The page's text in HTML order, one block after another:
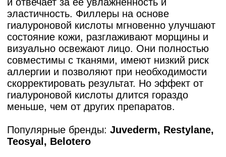
При необходимости врач может дать
дополнительные рекомендации с учетом
особенностей кожи и образа жизни
РАБОТ
ДО/ПОСЛЕ
В нашей клинике "Тебе" контурная
пластика губ и лица проводится с
использованием современных